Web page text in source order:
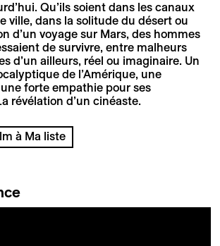
Qu’ils soient dans les canaux
ville, dans la solitude du désert ou
d’un voyage sur Mars, des hommes
de survivre, entre malheurs
d’un ailleurs, réel ou imaginaire. Un
de l’Amérique, une
forte empathie pour ses
révélation d’un cinéaste.
à Ma liste